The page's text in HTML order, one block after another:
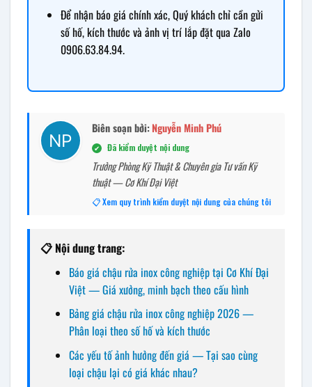
Để nhận báo giá chính xác, Quý khách chỉ cần gửi
số hố, kích thước và ảnh vị trí lắp đặt qua Zalo
0906.63.84.94.
Biên soạn bởi:Nguyễn Minh Phú
✔ Đã kiểm duyệt nội dung
Trưởng Phòng Kỹ Thuật & Chuyên gia Tư vấn Kỹ
thuật — Cơ Khí Đại Việt
📋 Xem quy trình kiểm duyệt nội dung của chúng tôi
📋 Nội dung trang:
Báo giá chậu rửa inox công nghiệp tại Cơ Khí Đại
Việt — Giá xưởng, minh bạch theo cấu hình
Bảng giá chậu rửa inox công nghiệp 2026 —
Phân loại theo số hố và kích thước
Các yếu tố ảnh hưởng đến giá — Tại sao cùng
loại chậu lại có giá khác nhau?